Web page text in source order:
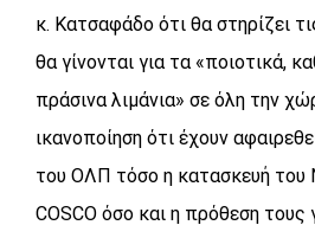
κ. Κατσαφάδο ότι θα στηρίζει
θα γίνονται για τα «ποιοτικά,
πράσινα λιμάνια» σε όλη την
ικανοποίηση ότι έχουν
του ΟΛΠ τόσο η κατασκευή του
COSCO όσο και η πρόθεση τους